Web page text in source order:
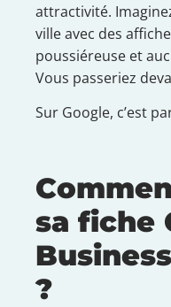
attractivité.
ville avec des
poussiéreuse et
Vous passeriez
Sur Google, c’est
sa fiche
?